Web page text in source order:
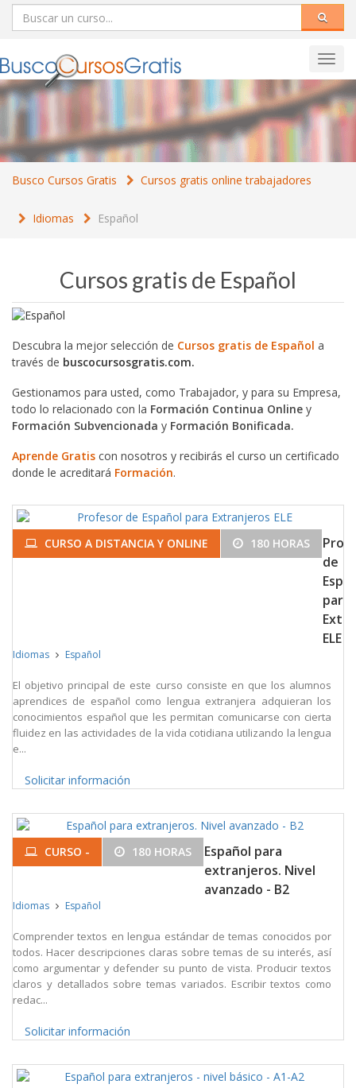
Busco Cursos Gratis Cursos gratis online trabajadores
Idiomas Español
Cursos gratis de Español
Descubra la mejor selección de Cursos gratis de Español a
través de buscocursosgratis.com.
Gestionamos para usted, como Trabajador, y para su Empresa,
todo lo relacionado con la Formación Continua Online y
Formación Subvencionada y Formación Bonificada.
Aprende Gratis con nosotros y recibirás el curso un certificado
donde le acreditará Formación.
CURSO A DISTANCIA Y ONLINE 180 HORAS
de
para
ELE
Idiomas Español
El objetivo principal de este curso consiste en que los alumnos
aprendices de español como lengua extranjera adquieran los
conocimientos español que les permitan comunicarse con cierta
fluidez en las actividades de la vida cotidiana utilizando la lengua
e...
Solicitar información
CURSO - 180 HORAS
Español para
extranjeros. Nivel
avanzado - B2
Idiomas Español
Comprender textos en lengua estándar de temas conocidos por
todos. Hacer descripciones claras sobre temas de su interés, así
como argumentar y defender su punto de vista. Producir textos
claros y detallados sobre temas variados. Escribir textos como
redac...
Solicitar información